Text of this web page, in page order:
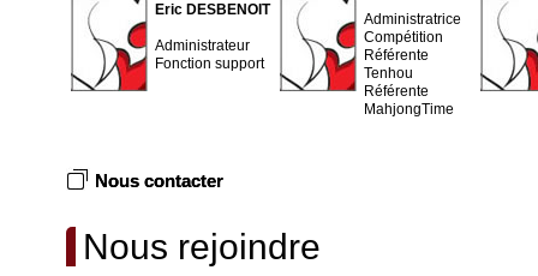
Eric DESBENOIT
Administrateur
Fonction support
Administratrice
Compétition
Référente
Tenhou
Référente
MahjongTime
Nous contacter
Nous rejoindre